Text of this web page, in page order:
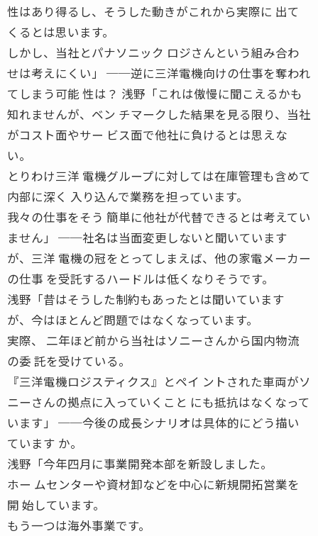
性はあり得るし、そうした動きがこれから実際に 出て
くるとは思います。
しかし、当社とパナソニック ロジさんという組み合わ
せは考えにくい」 ──逆に三洋電機向けの仕事を奪われ
てしまう可能 性は？ 浅野「これは傲慢に聞こえるかも
知れませんが、ベン チマークした結果を見る限り、当社
がコスト面やサー ビス面で他社に負けるとは思えな
い。
とりわけ三洋 電機グループに対しては在庫管理も含めて
内部に深く 入り込んで業務を担っています。
我々の仕事をそう 簡単に他社が代替できるとは考えてい
ません」 ──社名は当面変更しないと聞いています
が、三洋 電機の冠をとってしまえば、他の家電メーカー
の仕事 を受託するハードルは低くなりそうです。
浅野「昔はそうした制約もあったとは聞いています
が、今はほとんど問題ではなくなっています。
実際、 二年ほど前から当社はソニーさんから国内物流
の委 託を受けている。
『三洋電機ロジスティクス』とペイ ントされた車両がソ
ニーさんの拠点に入っていくこと にも抵抗はなくなって
います」 ──今後の成長シナリオは具体的にどう描い
ています か。
浅野「今年四月に事業開発本部を新設しました。
ホー ムセンターや資材卸などを中心に新規開拓営業を
開 始しています。
もう一つは海外事業です。